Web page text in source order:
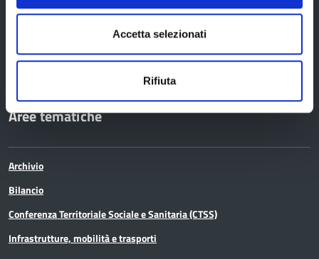
Accetta selezionati
Rifiuta
Avvisi pubblici
In scadenza
Aree tematiche
Archivio
Bilancio
Conferenza Territoriale Sociale e Sanitaria (CTSS)
Infrastrutture, mobilità e trasporti